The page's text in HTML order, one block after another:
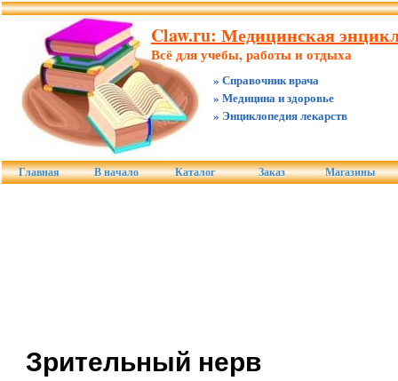
Claw.ru: Медицинская
Всё для учебы, работы и отдыха
» Справочник врача
» Медицина и здоровье
» Энциклопедия лекарств
Главная В начало Каталог Заказ Магазины
Зрительный нерв